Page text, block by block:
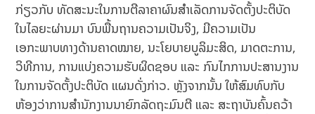
ກ່ຽວກັບ ທັດສະນະໃນການຕີລາຄາຜົນສຳເລັດການຈັດຕັ້ງປະຕິບັດ
ໃນໄລຍະຜ່ານມາ ບົນພື້ນຖານຄວາມເປັນຈິງ, ມີຄວາມເປັນ
ເອກະພາບທາງດ້ານຄາດໝາຍ, ນະໂຍບາຍບູລິມະສິດ, ມາດຕະການ,
ວິທີການ, ການແບ່ງຄວາມຮັບຜິດຊອບ ແລະ ກົນໄກການປະສານງານ
ໃນການຈັດຕັ້ງປະຕິບັດ ແຜນດັ່ງກ່າວ. ຫຼັງຈາກນັ້ນ ໃຫ້ສົມທົບກັບ
ຫ້ອງວ່າການສຳນັກງານນາຍົກລັດຖະມົນຕີ ແລະ ສະຖາບັນຄົ້ນຄວ້າ